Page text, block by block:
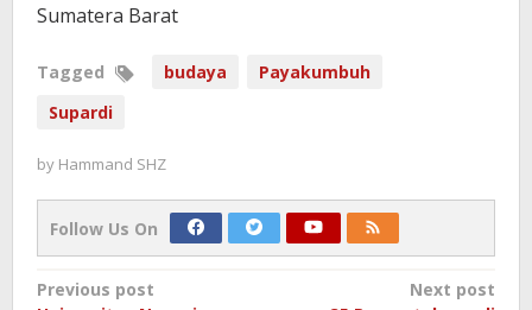
Sumatera Barat
Tagged budaya
Payakumbuh
Supardi
by Hammand SHZ
Follow Us On
Post
Previous post
Next post